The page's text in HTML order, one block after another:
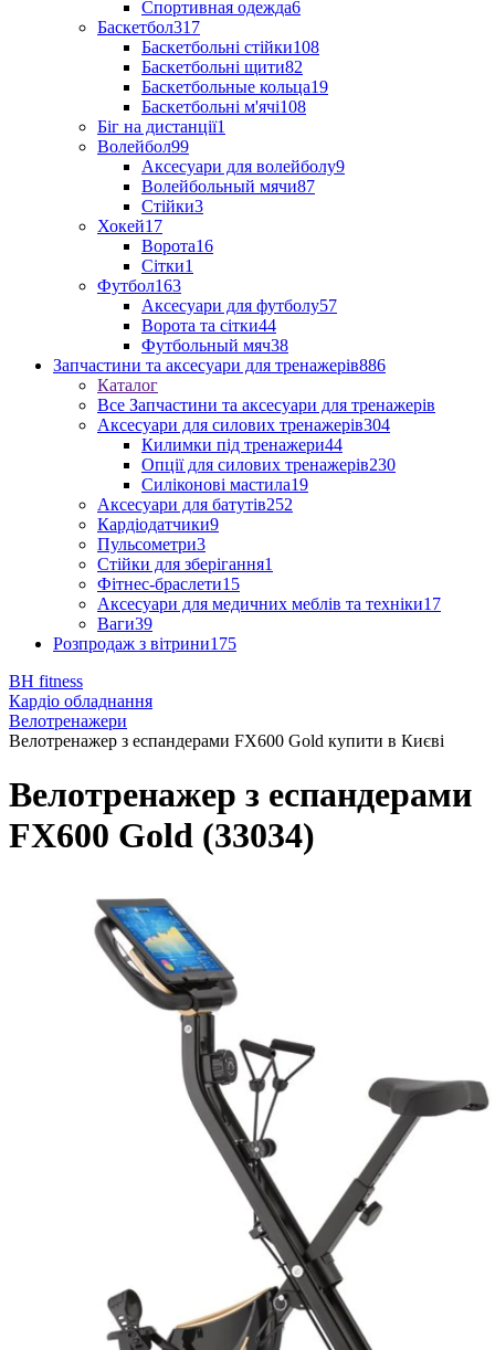
Спортивная одежда6
Баскетбол317
Баскетбольні стійки108
Баскетбольні щити82
Баскетбольные кольца19
Баскетбольні м'ячі108
Біг на дистанції1
Волейбол99
Аксесуари для волейболу9
Волейбольный мячи87
Стійки3
Хокей17
Ворота16
Сітки1
Футбол163
Аксесуари для футболу57
Ворота та сітки44
Футбольный мяч38
Запчастини та аксесуари для тренажерів886
Каталог
Все Запчастини та аксесуари для тренажерів
Аксесуари для силових тренажерів304
Килимки під тренажери44
Опції для силових тренажерів230
Силіконові мастила19
Аксесуари для батутів252
Кардіодатчики9
Пульсометри3
Стійки для зберігання1
Фітнес-браслети15
Аксесуари для медичних меблів та техніки17
Ваги39
Розпродаж з вітрини175
BH fitness
Кардіо обладнання
Велотренажери
Велотренажер з еспандерами FX600 Gold купити в Києві
Велотренажер з еспандерами
FX600 Gold (33034)